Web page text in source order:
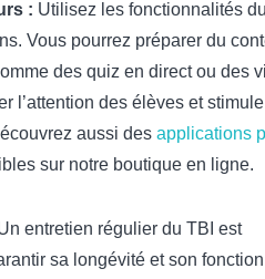
: Utilisez les fonctionnalités
Vous pourrez préparer du
des quiz en direct ou des
l’attention des élèves et
aussi des applications
sur notre boutique en ligne.
entretien régulier du TBI est
sa longévité et son